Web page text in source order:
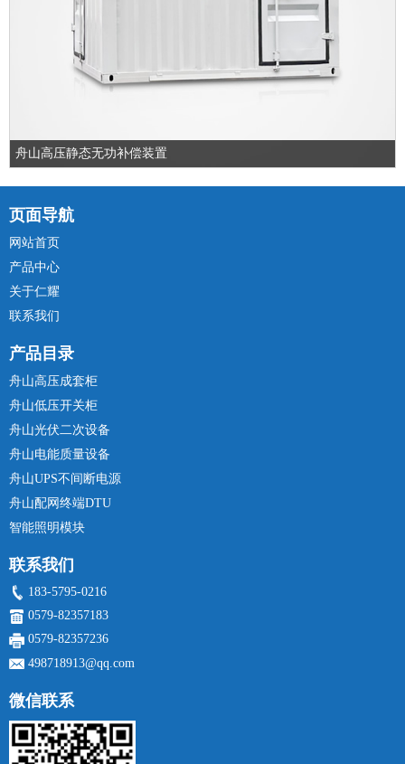
舟山高压静态无功补偿装置
页面导航
网站首页
产品中心
关于仁耀
联系我们
产品目录
舟山高压成套柜
舟山低压开关柜
舟山光伏二次设备
舟山电能质量设备
舟山UPS不间断电源
舟山配网终端DTU
智能照明模块
联系我们
183-5795-0216
0579-82357183
0579-82357236
498718913@qq.com
微信联系